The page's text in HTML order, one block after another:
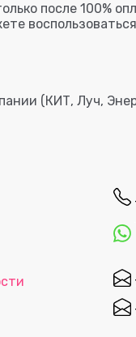
после 100%
(КИТ, Луч,